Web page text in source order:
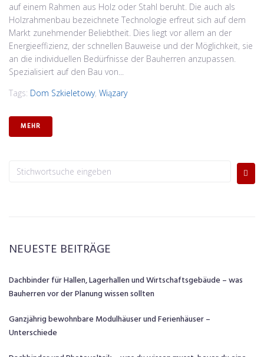
auf einem Rahmen aus Holz oder Stahl beruht. Die auch als
Holzrahmenbau bezeichnete Technologie erfreut sich auf dem
Markt zunehmender Beliebtheit. Dies liegt vor allem an der
Energieeffizienz, der schnellen Bauweise und der Möglichkeit, sie
an die individuellen Bedürfnisse der Bauherren anzupassen.
Spezialisiert auf den Bau von...
Tags: Dom Szkieletowy, Wiązary
MEHR
NEUESTE BEITRÄGE
Dachbinder für Hallen, Lagerhallen und Wirtschaftsgebäude – was
Bauherren vor der Planung wissen sollten
Ganzjährig bewohnbare Modulhäuser und Ferienhäuser –
Unterschiede